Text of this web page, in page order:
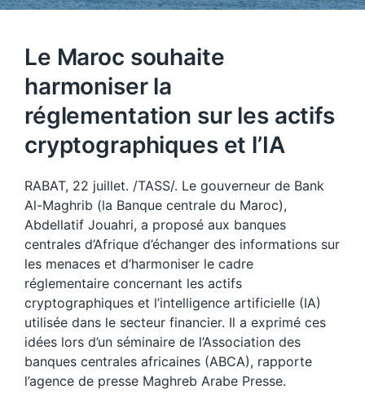
Le Maroc souhaite
harmoniser la
réglementation sur les actifs
cryptographiques et l’IA
RABAT, 22 juillet. /TASS/. Le gouverneur de Bank
Al-Maghrib (la Banque centrale du Maroc),
Abdellatif Jouahri, a proposé aux banques
centrales d’Afrique d’échanger des informations sur
les menaces et d’harmoniser le cadre
réglementaire concernant les actifs
cryptographiques et l’intelligence artificielle (IA)
utilisée dans le secteur financier. Il a exprimé ces
idées lors d’un séminaire de l’Association des
banques centrales africaines (ABCA), rapporte
l’agence de presse Maghreb Arabe Presse.